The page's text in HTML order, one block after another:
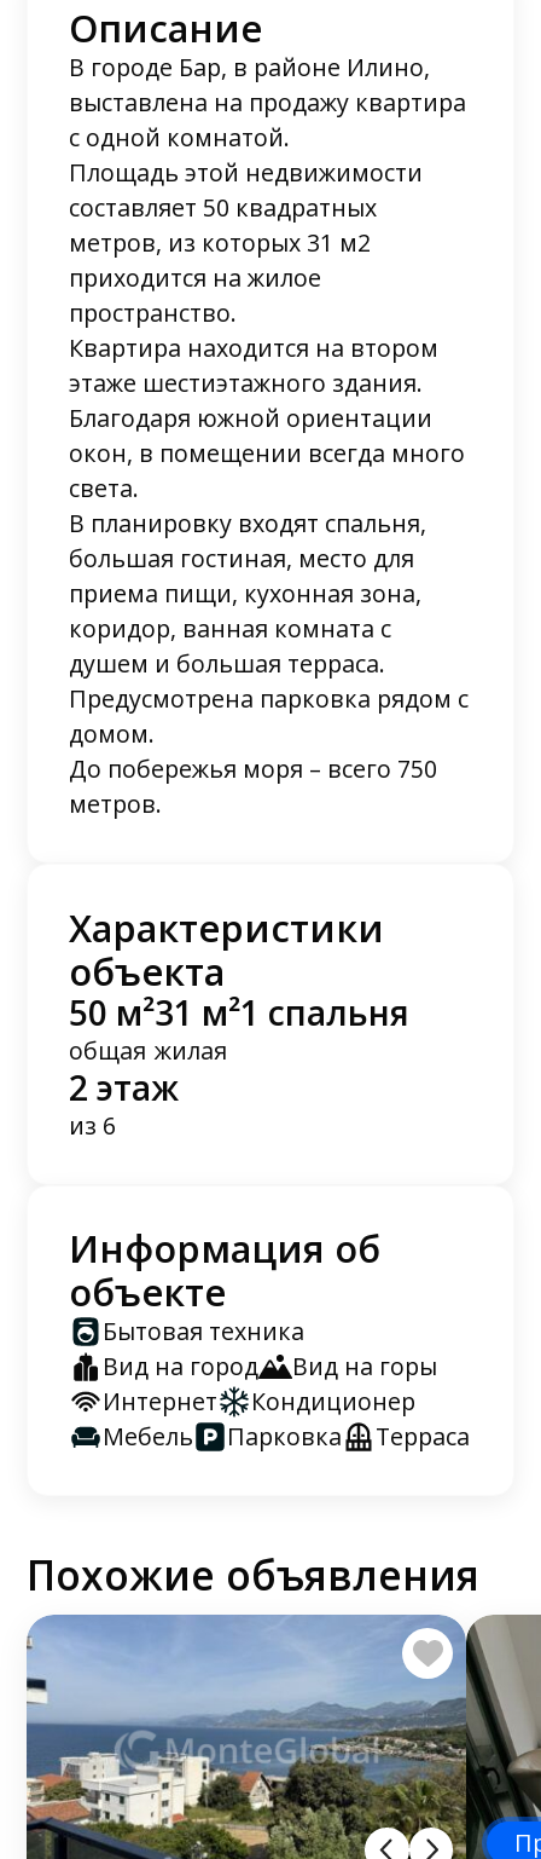
Описание
В городе Бар, в районе Илино,
выставлена на продажу квартира
с одной комнатой.
Площадь этой недвижимости
составляет 50 квадратных
метров, из которых 31 м2
приходится на жилое
пространство.
Квартира находится на втором
этаже шестиэтажного здания.
Благодаря южной ориентации
окон, в помещении всегда много
света.
В планировку входят спальня,
большая гостиная, место для
приема пищи, кухонная зона,
коридор, ванная комната с
душем и большая терраса.
Предусмотрена парковка рядом с
домом.
До побережья моря – всего 750
метров.
Характеристики
объекта
50 м²
общая
31 м²
жилая
1 спальня
2 этаж
из 6
Информация об
объекте
Бытовая техника
Вид на город
Вид на горы
Интернет
Кондиционер
Мебель
Парковка Терраса
Похожие объявления